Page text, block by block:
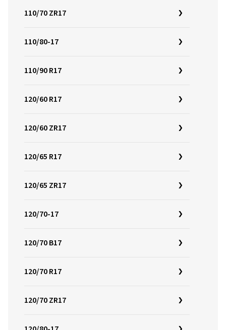
110/70 ZR17
110/80-17
110/90 R17
120/60 R17
120/60 ZR17
120/65 R17
120/65 ZR17
120/70-17
120/70 B17
120/70 R17
120/70 ZR17